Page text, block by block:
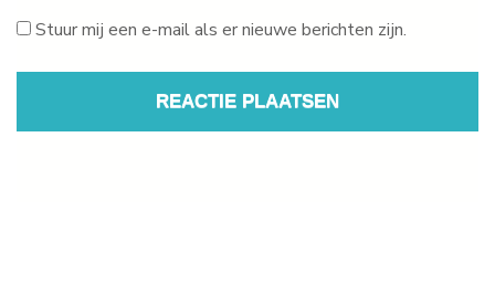
Stuur mij een e-mail als er nieuwe berichten zijn.